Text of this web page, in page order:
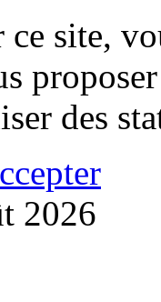
site,
des
2026